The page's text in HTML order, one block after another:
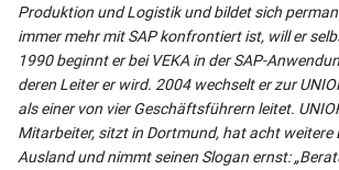
Produktion und Logistik und bildet sich
immer mehr mit SAP konfrontiert ist, will er
1990 beginnt er bei VEKA in der SAP-
deren Leiter er wird. 2004 wechselt er zur
als einer von vier Geschäftsführern leitet.
Mitarbeiter, sitzt in Dortmund, hat acht weitere
Ausland und nimmt seinen Slogan ernst: